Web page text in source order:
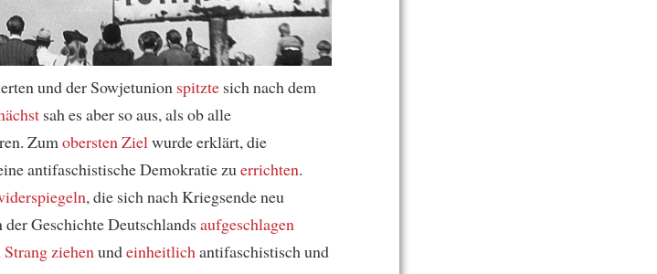
und der Sowjetunion spitzte sich nach dem
sah es aber so aus, als ob alle
Zumobersten Zielwurde erklärt, die
antifaschistische Demokratie zuerrichten.
, die sich nach Kriegsende neu
der Geschichte Deutschlandsaufgeschlagen
ziehenundeinheitlichantifaschistisch und